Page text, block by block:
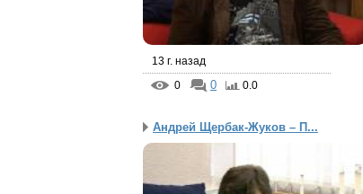
13 г. назад
0
0 0.0
Андрей Щербак-Жуков – П...